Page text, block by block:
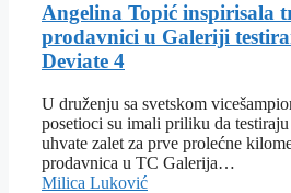
Angelina Topić inspirisala
prodavnici u Galeriji
Deviate 4
U druženju sa svetskom
posetioci su imali priliku da
uhvate zalet za prve prolećne
prodavnica u TC Galerija…
Milica Luković